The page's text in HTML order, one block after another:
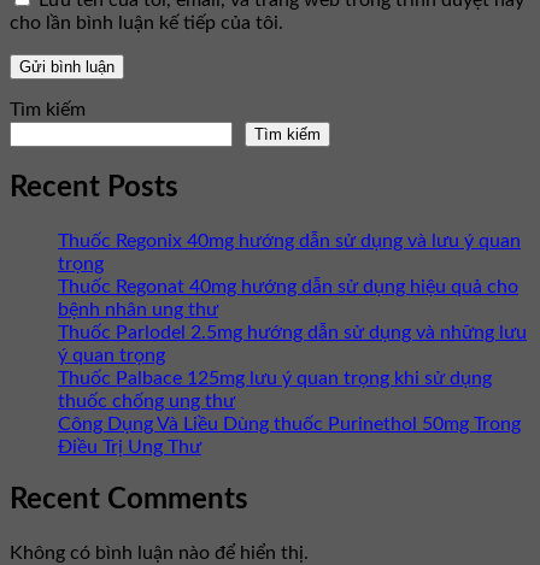
cho lần bình luận kế tiếp của tôi.
Tìm kiếm
Tìm kiếm
Recent Posts
Thuốc Regonix 40mg hướng dẫn sử dụng và lưu ý quan
trọng
Thuốc Regonat 40mg hướng dẫn sử dụng hiệu quả cho
bệnh nhân ung thư
Thuốc Parlodel 2.5mg hướng dẫn sử dụng và những lưu
ý quan trọng
Thuốc Palbace 125mg lưu ý quan trọng khi sử dụng
thuốc chống ung thư
Công Dụng Và Liều Dùng thuốc Purinethol 50mg Trong
Điều Trị Ung Thư
Recent Comments
Không có bình luận nào để hiển thị.